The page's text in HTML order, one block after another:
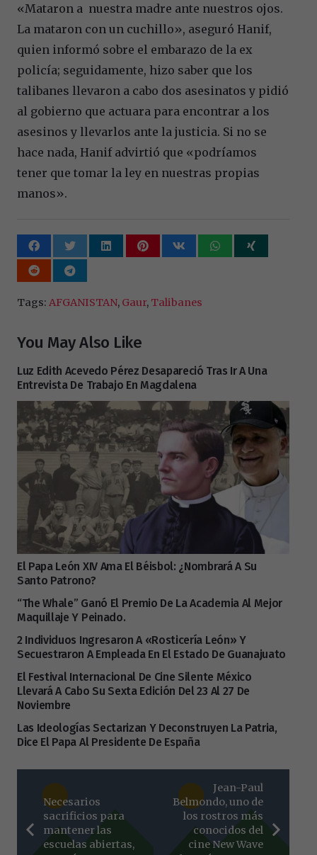
«Mataron a nuestra madre ante nuestros ojos.
La mataron con un cuchillo», aseguró Hanif,
quien informó sobre el embarazo de la ex
policía; seguidamente, hizo saber que los
talibanes llevaron a cabo dos asesinatos y pidió
al gobierno que actuara para encontrar a los
asesinos y llevarlos ante la justicia. Si no se
hace nada, Hanif advirtió que «podríamos
tener que tomar la ley en nuestras propias
manos».
Tags: AFGANISTAN, Gaur, Talibanes
You May Also Like
Luz Edith Acevedo Pérez Desapareció Tras Ir A Una
Entrevista De Trabajo En Magdalena
El Papa León XIV Ama El Béisbol: ¿nombrará A Su
Santo Patrono?
“The Whale” Ganó El Premio De La Academia Al Mejor
Maquillaje Y Peinado.
2 Individuos Ingresaron A «Rosticería León» Y
Secuestraron A Empleada En El Estado De Guanajuato
El Festival Internacional De Cine Silente México
Llevará A Cabo Su Sexta Edición Del 23 Al 27 De
Noviembre
Las Ideologías Sectarizan Y Deconstruyen La Patria,
Dice El Papa Al Presidente De España
Necesarios
sacrificios para
mantener las
escuelas abiertas,
Jean-Paul
Belmondo, uno de
los rostros más
conocidos del
cine New Wave